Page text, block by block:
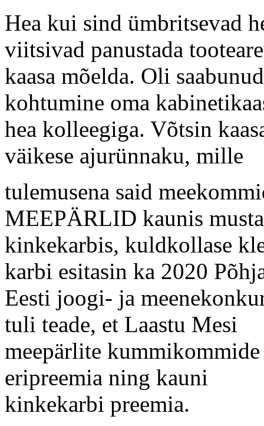
Hea kui sind ümbritsevad
viitsivad panustada
kaasa mõelda. Oli
kohtumine oma
hea kolleegiga. Võtsin
väikese ajurünnaku, mille
tulemusena said
MEEPÄRLID kaunis
kinkekarbis, kuldkollase
karbi esitasin ka 2020
Eesti joogi- ja
tuli teade, et Laastu Mesi
meepärlite
eripreemia ning kauni
kinkekarbi preemia.